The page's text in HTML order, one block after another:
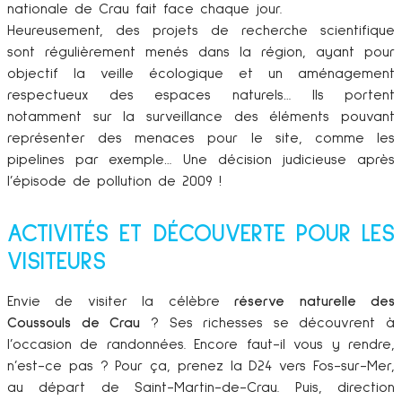
nationale de Crau fait face chaque jour.
Heureusement, des projets de recherche scientifique
sont régulièrement menés dans la région, ayant pour
objectif la veille écologique et un aménagement
respectueux des espaces naturels… Ils portent
notamment sur la surveillance des éléments pouvant
représenter des menaces pour le site, comme les
pipelines par exemple… Une décision judicieuse après
l’épisode de pollution de 2009 !
ACTIVITÉS ET DÉCOUVERTE POUR LES
VISITEURS
Envie de visiter la célèbreréserve naturelle des
Coussouls de Crau ? Ses richesses se découvrent à
l’occasion de randonnées. Encore faut-il vous y rendre,
n’est-ce pas ? Pour ça, prenez la D24 vers Fos-sur-Mer,
au départ de Saint-Martin-de-Crau. Puis, direction